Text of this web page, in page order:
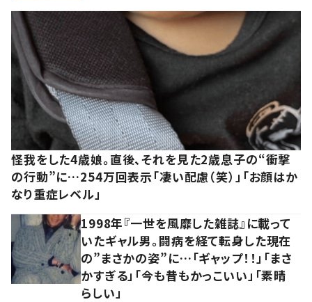
怪我をした4歳娘。直後、それを見た2歳息子の“衝撃
の行動”に…254万回表示「凄い配慮（笑）」「お顔はか
なり重症レベル」
1998年『一世を風靡した雑誌』に載って
いたギャル男。闘病を経て転身した現在
の”まさかの姿”に…「ギャップ！！」「まさ
かすぎる」「今も昔もかっこいい」「素晴
らしい」